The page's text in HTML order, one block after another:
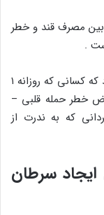
بین مصرف قند و خطر
.
یک مطالعه ۲۰ ساله بر روی ۴۰،۰۰۰ مرد نشان داد که کسانی که روزانه ۱
بیشتر در معرض خطر حمله قلبی –
که به ندرت از
ایجاد سرطان